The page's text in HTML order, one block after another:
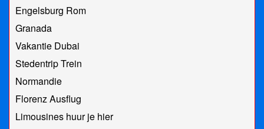
Engelsburg Rom
Granada
Vakantie Dubai
Stedentrip Trein
Normandie
Florenz Ausflug
Limousines huur je hier